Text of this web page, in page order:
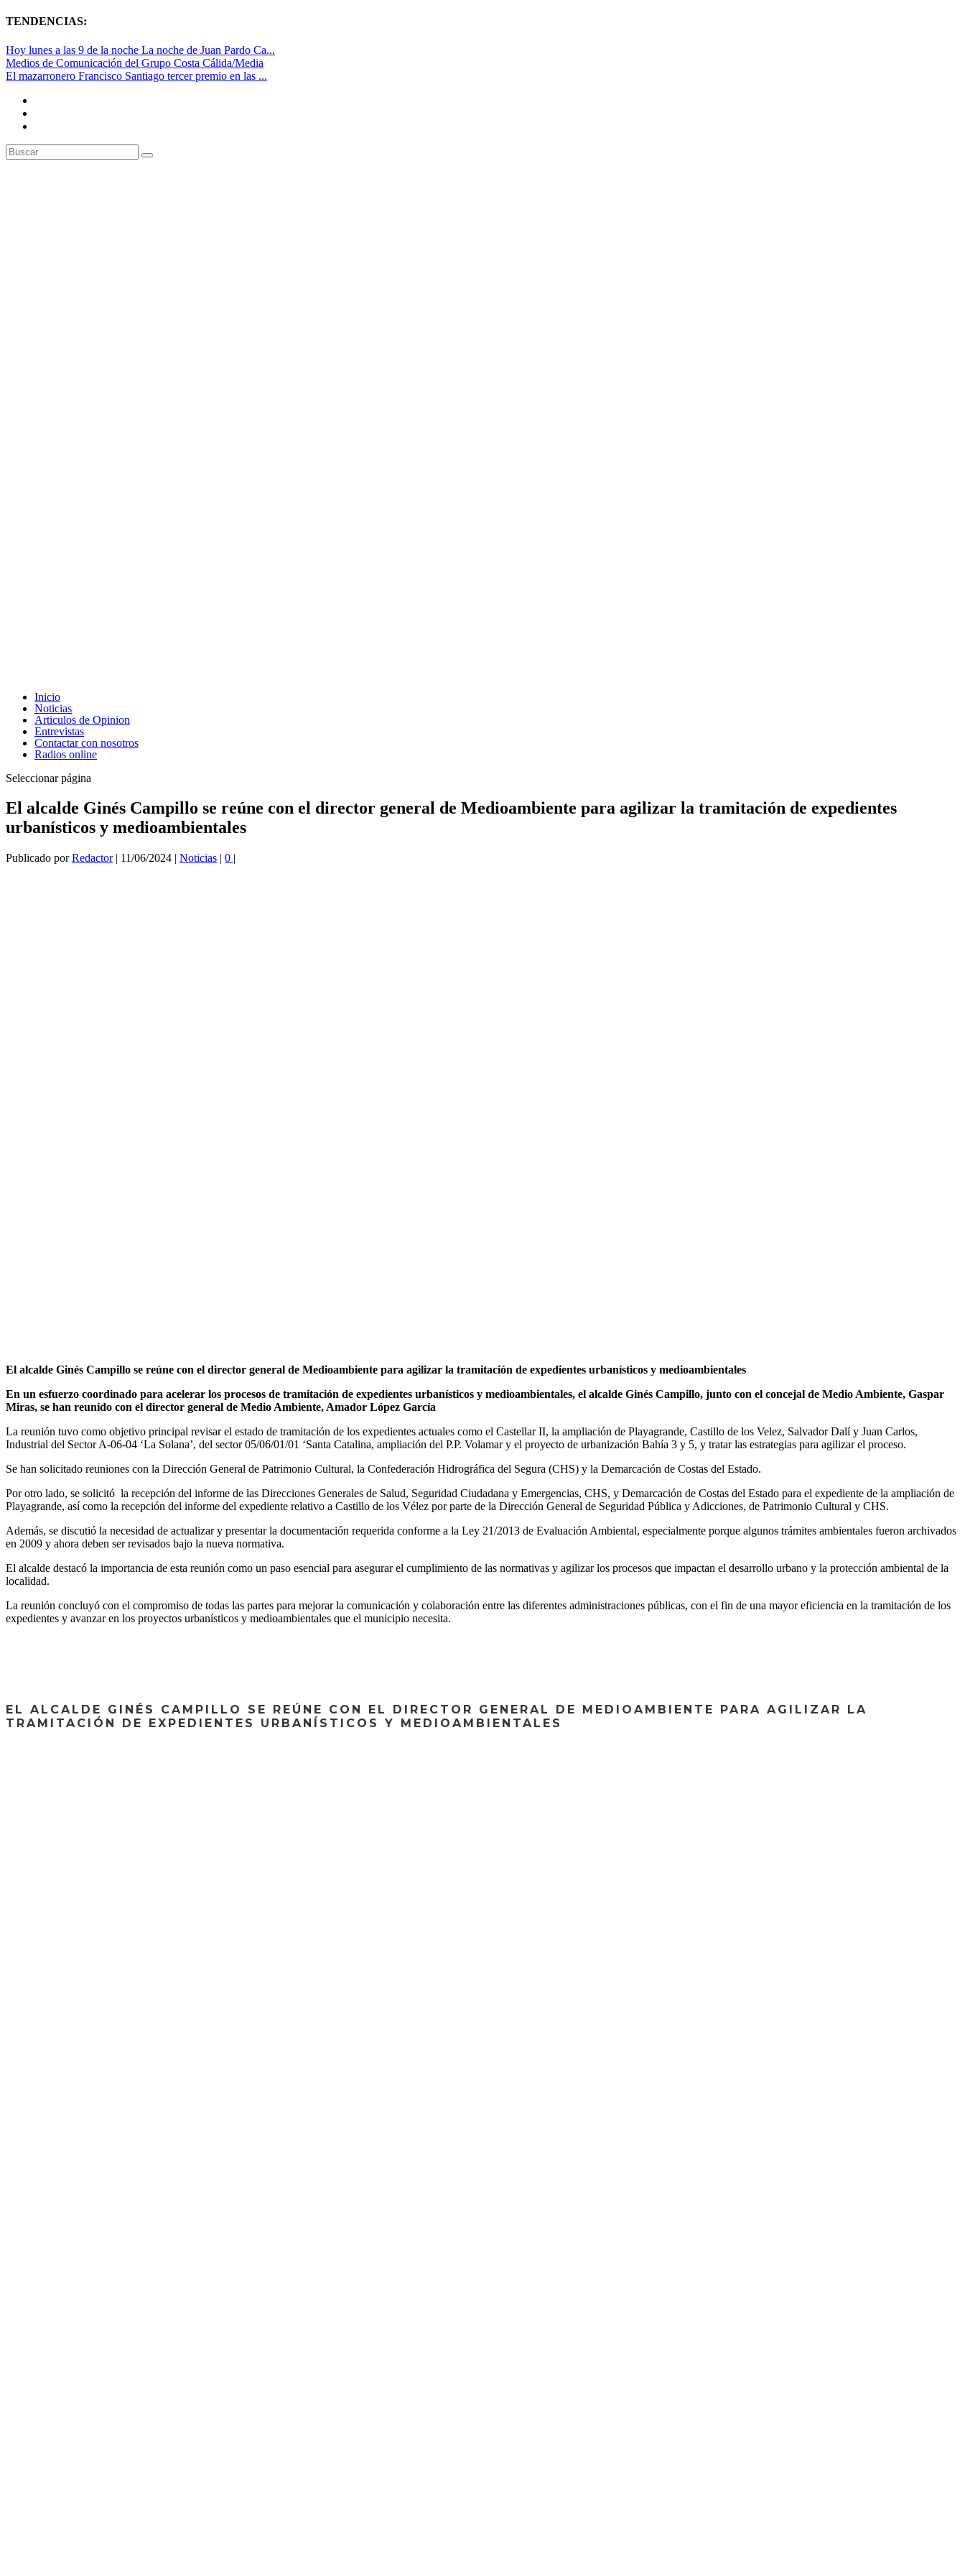
TENDENCIAS:
Hoy lunes a las 9 de la noche La noche de Juan Pardo Ca...
Medios de Comunicación del Grupo Costa Cálida/Media
El mazarronero Francisco Santiago tercer premio en las ...
Inicio
Noticias
Articulos de Opinion
Entrevistas
Contactar con nosotros
Radios online
Seleccionar página
El alcalde Ginés Campillo se reúne con el director general de Medioambiente para agilizar la tramitación de expedientes
urbanísticos y medioambientales
Publicado porRedactor| 11/06/2024 | Noticias | 0 |
El alcalde Ginés Campillo se reúne con el director general de Medioambiente para agilizar la tramitación de expedientes urbanísticos y medioambientales
En un esfuerzo coordinado para acelerar los procesos de tramitación de expedientes urbanísticos y medioambientales, el alcalde Ginés Campillo, junto con el concejal de Medio Ambiente, Gaspar
Miras, se han reunido con el director general de Medio Ambiente, Amador López García
La reunión tuvo como objetivo principal revisar el estado de tramitación de los expedientes actuales como el Castellar II, la ampliación de Playagrande, Castillo de los Velez, Salvador Dalí y Juan Carlos,
Industrial del Sector A-06-04 ‘La Solana’, del sector 05/06/01/01 ‘Santa Catalina, ampliación del P.P. Volamar y el proyecto de urbanización Bahía 3 y 5, y tratar las estrategias para agilizar el proceso.
Se han solicitado reuniones con la Dirección General de Patrimonio Cultural, la Confederación Hidrográfica del Segura (CHS) y la Demarcación de Costas del Estado.
Por otro lado, se solicitó la recepción del informe de las Direcciones Generales de Salud, Seguridad Ciudadana y Emergencias, CHS, y Demarcación de Costas del Estado para el expediente de la ampliación de
Playagrande, así como la recepción del informe del expediente relativo a Castillo de los Vélez por parte de la Dirección General de Seguridad Pública y Adicciones, de Patrimonio Cultural y CHS.
Además, se discutió la necesidad de actualizar y presentar la documentación requerida conforme a la Ley 21/2013 de Evaluación Ambiental, especialmente porque algunos trámites ambientales fueron archivados
en 2009 y ahora deben ser revisados bajo la nueva normativa.
El alcalde destacó la importancia de esta reunión como un paso esencial para asegurar el cumplimiento de las normativas y agilizar los procesos que impactan el desarrollo urbano y la protección ambiental de la
localidad.
La reunión concluyó con el compromiso de todas las partes para mejorar la comunicación y colaboración entre las diferentes administraciones públicas, con el fin de una mayor eficiencia en la tramitación de los
expedientes y avanzar en los proyectos urbanísticos y medioambientales que el municipio necesita.
EL ALCALDE GINÉS CAMPILLO SE REÚNE CON EL DIRECTOR GENERAL DE MEDIOAMBIENTE PARA AGILIZAR LA
TRAMITACIÓN DE EXPEDIENTES URBANÍSTICOS Y MEDIOAMBIENTALES